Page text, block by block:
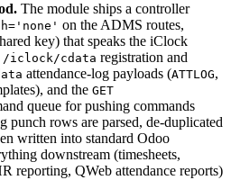
The module ships a controller
on the ADMS routes,
key) that speaks the iClock
/iclock/cdata registration and
attendance-log payloads (ATTLOG,
and the GET
queue for pushing commands
punch rows are parsed, de-duplicated
written into standard Odoo
downstream (timesheets,
reporting, QWeb attendance reports)